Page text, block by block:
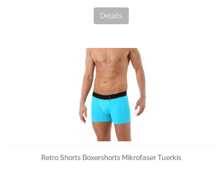
Details
Retro Shorts Boxershorts Mikrofaser Tuerkis